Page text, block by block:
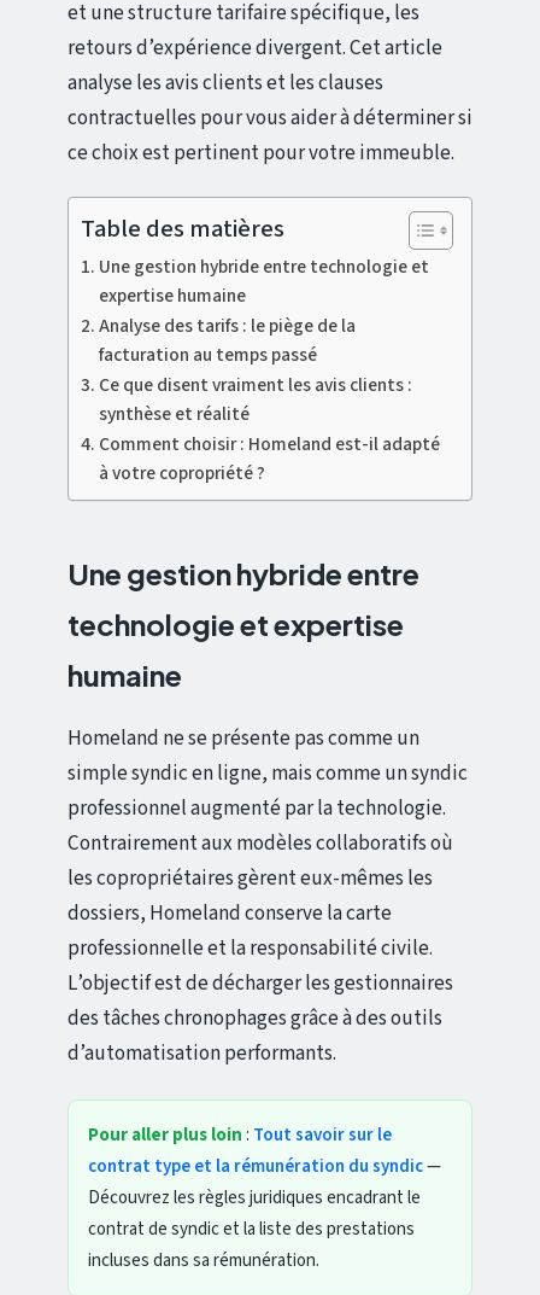
et une structure tarifaire spécifique, les
retours d’expérience divergent. Cet article
analyse les avis clients et les clauses
contractuelles pour vous aider à déterminer si
ce choix est pertinent pour votre immeuble.
Table des matières
Une gestion hybride entre technologie et
expertise humaine
Analyse des tarifs : le piège de la
facturation au temps passé
Ce que disent vraiment les avis clients :
synthèse et réalité
Comment choisir : Homeland est-il adapté
à votre copropriété ?
Une gestion hybride entre
technologie et expertise
humaine
Homeland ne se présente pas comme un
simple syndic en ligne, mais comme un syndic
professionnel augmenté par la technologie.
Contrairement aux modèles collaboratifs où
les copropriétaires gèrent eux-mêmes les
dossiers, Homeland conserve la carte
professionnelle et la responsabilité civile.
L’objectif est de décharger les gestionnaires
des tâches chronophages grâce à des outils
d’automatisation performants.
Pour aller plus loin : Tout savoir sur le
contrat type et la rémunération du syndic—
Découvrez les règles juridiques encadrant le
contrat de syndic et la liste des prestations
incluses dans sa rémunération.